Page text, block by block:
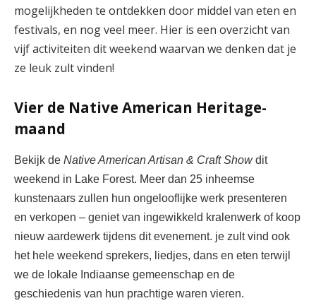
mogelijkheden te ontdekken door middel van eten en
festivals, en nog veel meer. Hier is een overzicht van
vijf activiteiten dit weekend waarvan we denken dat je
ze leuk zult vinden!
Vier de Native American Heritage-
maand
Bekijk de Native American Artisan & Craft Show dit
weekend in Lake Forest. Meer dan 25 inheemse
kunstenaars zullen hun ongelooflijke werk presenteren
en verkopen – geniet van ingewikkeld kralenwerk of koop
nieuw aardewerk tijdens dit evenement. je zult vind ook
het hele weekend sprekers, liedjes, dans en eten terwijl
we de lokale Indiaanse gemeenschap en de
geschiedenis van hun prachtige waren vieren.